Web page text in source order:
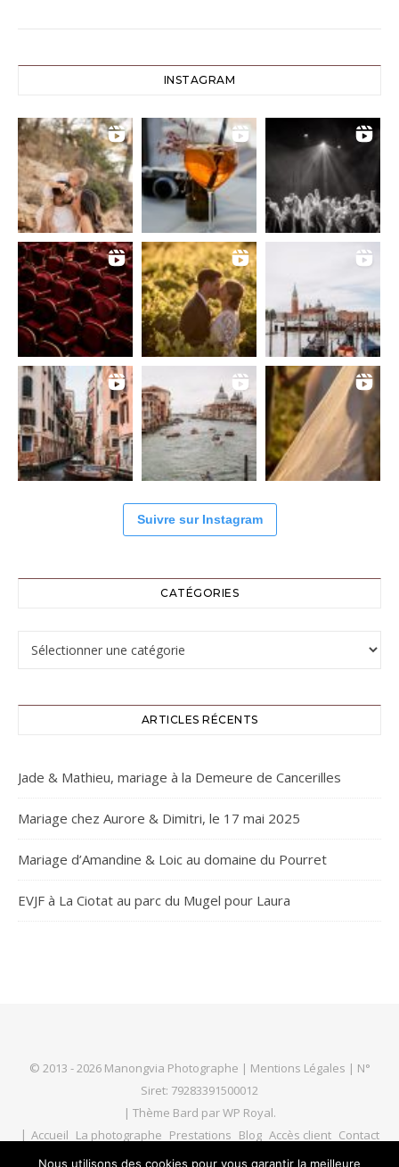
INSTAGRAM
Suivre sur Instagram
CATÉGORIES
Catégories
ARTICLES RÉCENTS
Jade & Mathieu, mariage à la Demeure de Cancerilles
Mariage chez Aurore & Dimitri, le 17 mai 2025
Mariage d’Amandine & Loic au domaine du Pourret
EVJF à La Ciotat au parc du Mugel pour Laura
© 2013 - 2026 Manongvia Photographe | Mentions Légales | N°
Siret: 79283391500012
| Thème Bard parWP Royal.
Accueil La photographe Prestations Blog Accès client Contact
Nous utilisons des cookies pour vous garantir la meilleure